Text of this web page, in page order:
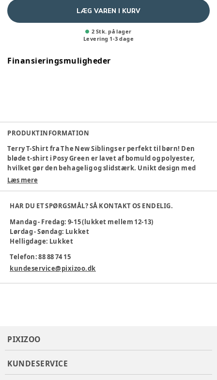
LÆG VAREN I KURV
2 Stk. på lager
Levering 1-3 dage
Finansieringsmuligheder
PRODUKTINFORMATION
Terry T-Shirt fra The New Siblings er perfekt til børn! Den
bløde t-shirt i Posy Green er lavet af bomuld og polyester,
hvilket gør den behagelig og slidstærk. Unikt design med
sjovt håndtegn på brystet.
80% bomuld, 20% polyester
Blød og komfortabel
Smart grøn farve
Ideel til leg og hverdag
Maskinvask 30 °
Farve:Grøn
Materiale:Bomuld, Polyester
Læs mere
HAR DU ET SPØRGSMÅL? SÅ KONTAKT OS ENDELIG.
Mandag - Fredag: 9-15 (lukket mellem 12-13)
Lørdag - Søndag: Lukket
Helligdage: Lukket
Telefon: 88 88 74 15
kundeservice@pixizoo.dk
PIXIZOO
KUNDESERVICE